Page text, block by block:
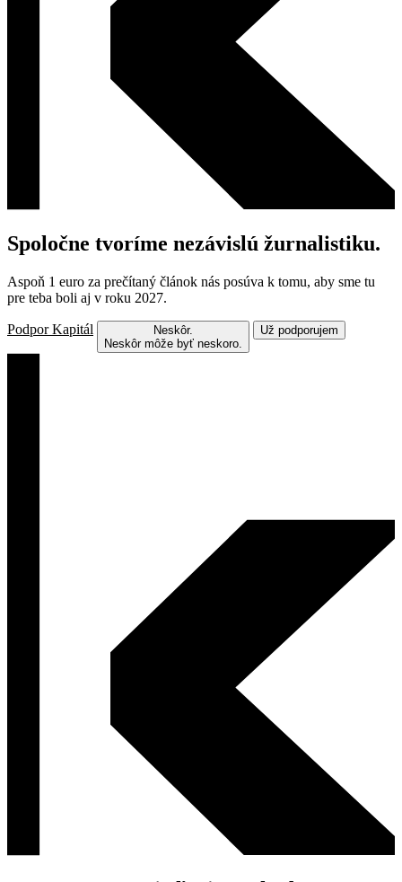
Spoločne tvoríme nezávislú žurnalistiku.
Aspoň 1 euro za prečítaný článok nás posúva k tomu, aby sme tu
pre teba boli aj v roku 2027.
Podpor Kapitál
Neskôr.
Neskôr môže byť neskoro.
Už podporujem